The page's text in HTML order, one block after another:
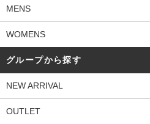
MENS
WOMENS
グループから探す
NEW ARRIVAL
OUTLET